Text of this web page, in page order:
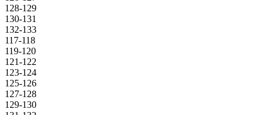
128-129
130-131
132-133
117-118
119-120
121-122
123-124
125-126
127-128
129-130